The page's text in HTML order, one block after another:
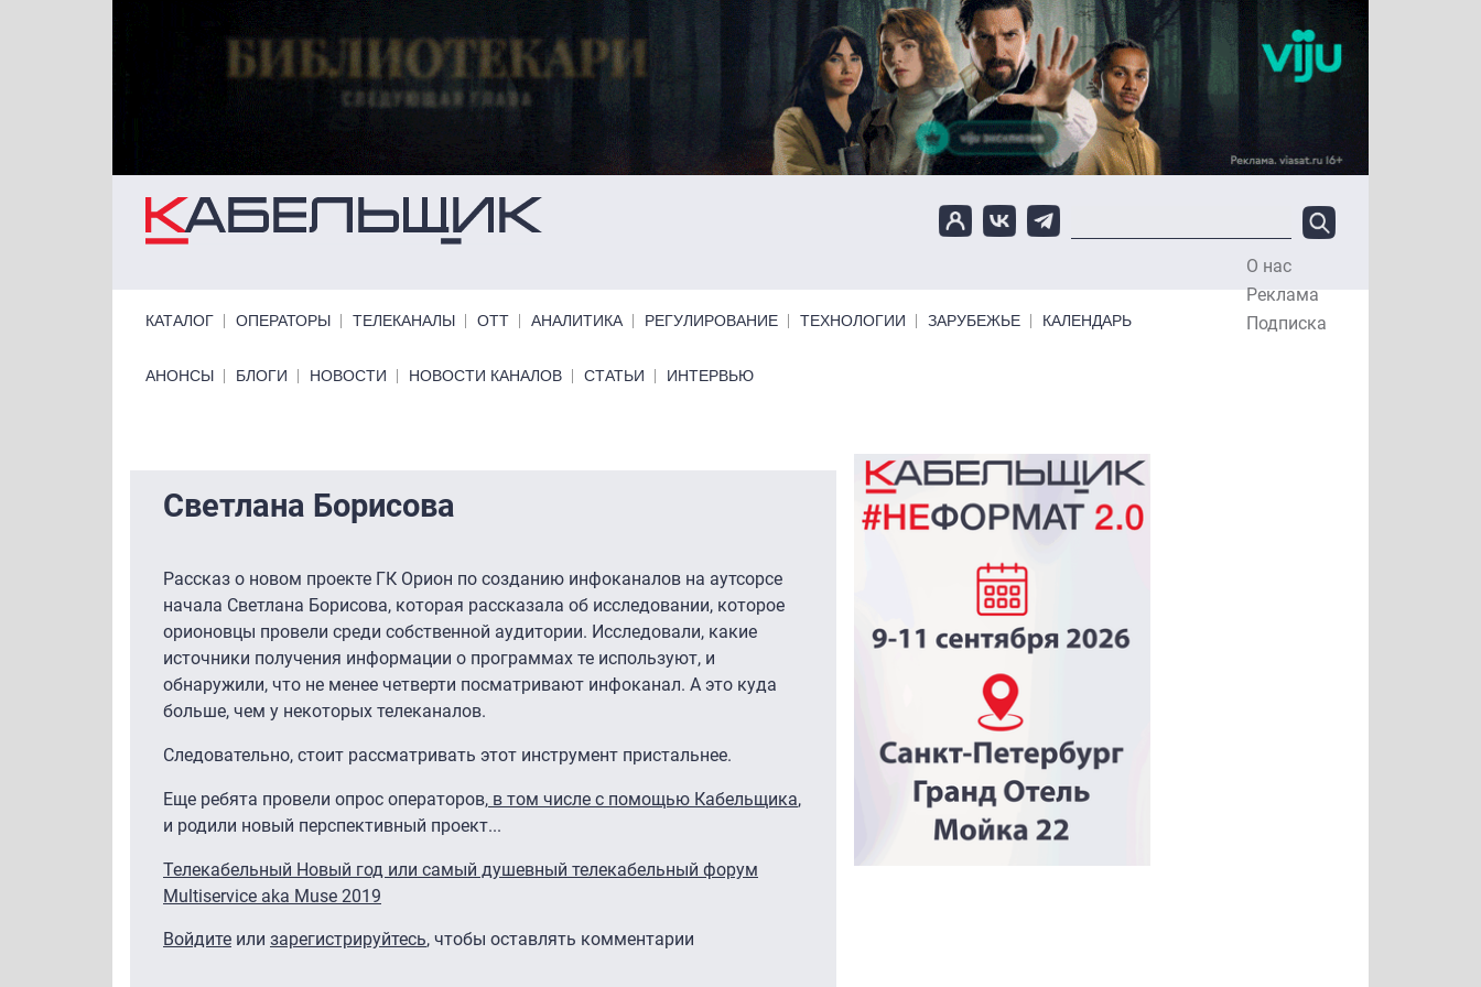
О нас
Реклама
Подписка
КАТАЛОГ ОПЕРАТОРЫ ТЕЛЕКАНАЛЫ ОТТ АНАЛИТИКА РЕГУЛИРОВАНИЕ ТЕХНОЛОГИИ ЗАРУБЕЖЬЕ КАЛЕНДАРЬ
Primary links bottom
АНОНСЫ БЛОГИ НОВОСТИ НОВОСТИ КАНАЛОВ СТАТЬИ ИНТЕРВЬЮ
Светлана Борисова
Рассказ о новом проекте ГК Орион по созданию инфоканалов на аутсорсе
начала Светлана Борисова, которая рассказала об исследовании, которое
орионовцы провели среди собственной аудитории. Исследовали, какие
источники получения информации о программах те используют, и
обнаружили, что не менее четверти посматривают инфоканал. А это куда
больше, чем у некоторых телеканалов.
Следовательно, стоит рассматривать этот инструмент пристальнее.
Еще ребята провели опрос операторов, в том числе с помощью Кабельщика,
и родили новый перспективный проект...
Телекабельный Новый год или самый душевный телекабельный форум
Multiservice aka Muse 2019
Войдите или зарегистрируйтесь, чтобы оставлять комментарии